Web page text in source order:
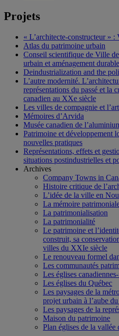
Projets
« L’architecte-constructeur »
Atlas du patrimoine urbain
Conseil scientifique de Ville
urbain et aménagement
Deindustrialization and the
L’autre modernité.
représentations du passé et la
canadien au XXe siècle
Les villes de compagnie et
Mémoires d’Arvida
Musée canadien de
Patrimoine et développement
nouvelles pratiques
Représentations, effets et
situations postindustrielles et
Archives
Company Towns in
Histoire critique de
L’idée de la ville en
La mémoire
La patrimonialisation
La patrimonialité
Le patrimoine et
construit, sa
villes du XXIe siècle
Le renouveau formel
Les communautés
Les églises
Les églises du Québec
Les paysages de la
projet urbain à l’aube
Les paysages de la
Maison du patrimoine
Plan églises de la